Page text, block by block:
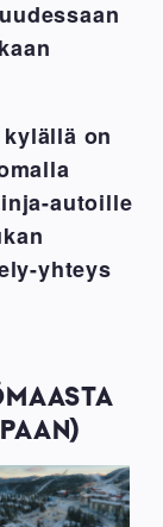
on
autoille
yhteys